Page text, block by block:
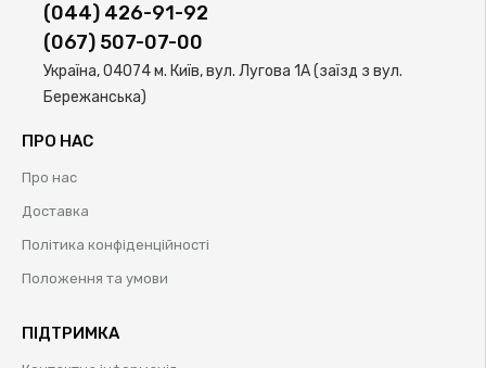
(044) 426-91-92
(067) 507-07-00
Україна, 04074 м. Київ, вул. Лугова 1А (заїзд з вул.
Бережанська)
ПРО НАС
Про нас
Доставка
Політика конфіденційності
Положення та умови
ПІДТРИМКА